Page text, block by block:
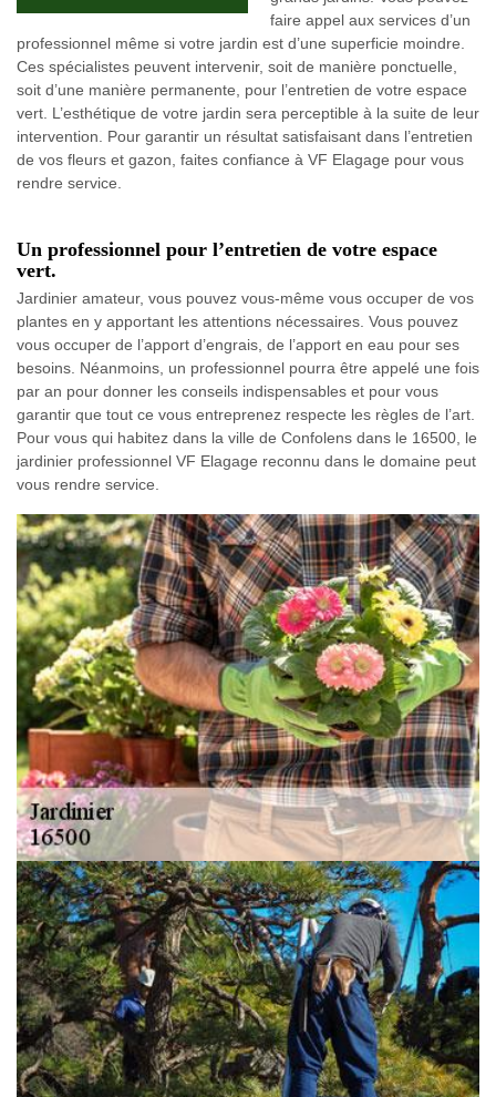
faire appel aux services d’un
professionnel même si votre jardin est d’une superficie moindre.
Ces spécialistes peuvent intervenir, soit de manière ponctuelle,
soit d’une manière permanente, pour l’entretien de votre espace
vert. L’esthétique de votre jardin sera perceptible à la suite de leur
intervention. Pour garantir un résultat satisfaisant dans l’entretien
de vos fleurs et gazon, faites confiance à VF Elagage pour vous
rendre service.
Un professionnel pour l’entretien de votre espace
vert.
Jardinier amateur, vous pouvez vous-même vous occuper de vos
plantes en y apportant les attentions nécessaires. Vous pouvez
vous occuper de l’apport d’engrais, de l’apport en eau pour ses
besoins. Néanmoins, un professionnel pourra être appelé une fois
par an pour donner les conseils indispensables et pour vous
garantir que tout ce vous entreprenez respecte les règles de l’art.
Pour vous qui habitez dans la ville de Confolens dans le 16500, le
jardinier professionnel VF Elagage reconnu dans le domaine peut
vous rendre service.